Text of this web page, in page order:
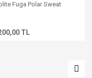
Fuga Polar Sweat
TL